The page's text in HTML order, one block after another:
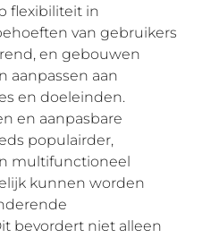
flexibiliteit in
van gebruikers
en gebouwen
aanpassen aan
en doeleinden.
en aanpasbare
populairder,
multifunctioneel
kunnen worden
bevordert niet alleen